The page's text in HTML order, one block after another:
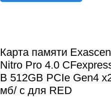
Карта памяти
Nitro Pro 4.0
B 512GB PCIe Gen4
мб/ с для RED